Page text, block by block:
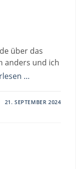
über das
anders und ich
…
21. SEPTEMBER 2024